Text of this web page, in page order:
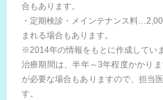
合もあります。
・定期検診・メインテナンス料
まれる場合もあります。
※2014年の情報をもとに作成していま
治療期間は、半年～3年程度かかり
が必要な場合もありますので、担当
す。